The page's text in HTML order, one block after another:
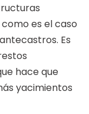
es el caso
Es
hace que
yacimientos